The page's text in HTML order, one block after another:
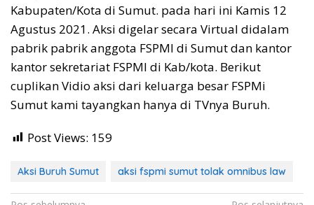
Kabupaten/Kota di Sumut. pada hari ini Kamis 12
Agustus 2021. Aksi digelar secara Virtual didalam
pabrik pabrik anggota FSPMI di Sumut dan kantor
kantor sekretariat FSPMI di Kab/kota. Berikut
cuplikan Vidio aksi dari keluarga besar FSPMi
Sumut kami tayangkan hanya di TVnya Buruh.
Post Views: 159
Aksi Buruh Sumut aksi fspmi sumut tolak omnibus law